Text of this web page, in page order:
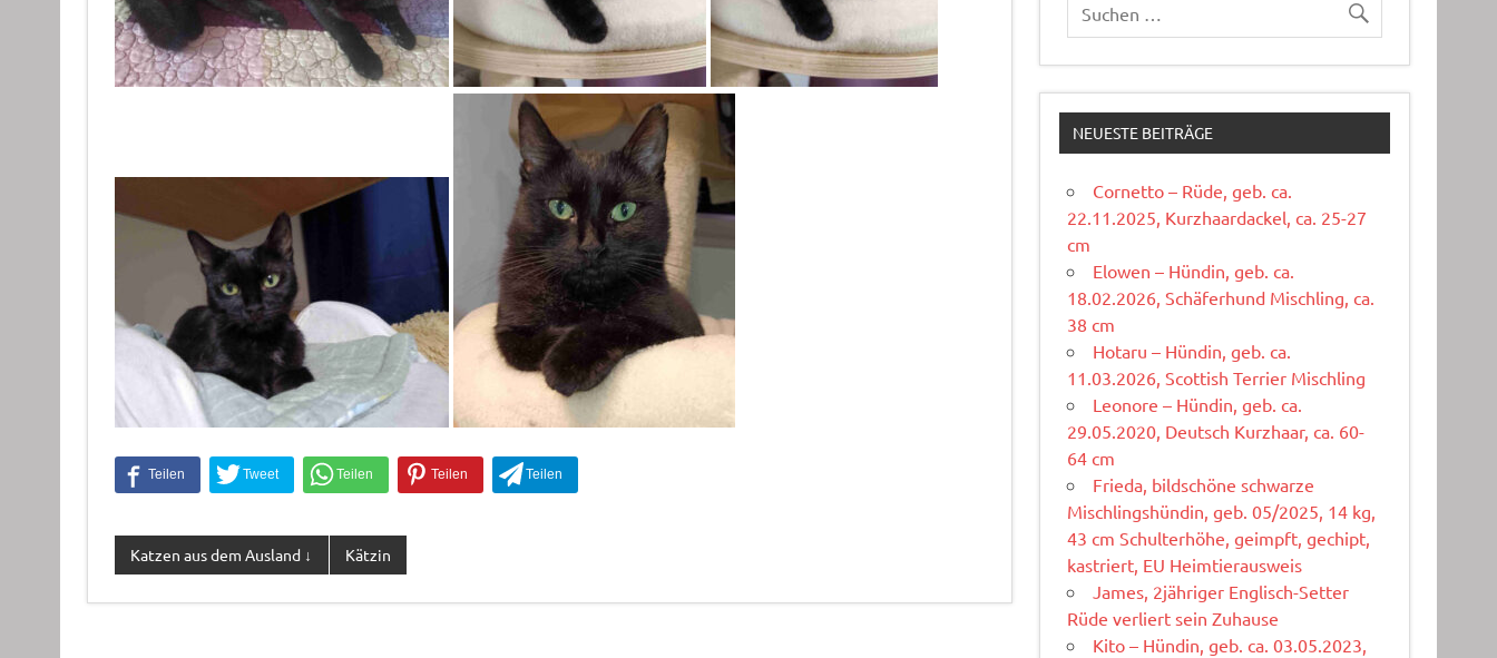
Katzen aus dem Ausland ↓ Kätzin
NEUESTE BEITRÄGE
Cornetto – Rüde, geb. ca.
22.11.2025, Kurzhaardackel, ca. 25-27
cm
Elowen – Hündin, geb. ca.
18.02.2026, Schäferhund Mischling, ca.
38 cm
Hotaru – Hündin, geb. ca.
11.03.2026, Scottish Terrier Mischling
Leonore – Hündin, geb. ca.
29.05.2020, Deutsch Kurzhaar, ca. 60-
64 cm
Frieda, bildschöne schwarze
Mischlingshündin, geb. 05/2025, 14 kg,
43 cm Schulterhöhe, geimpft, gechipt,
kastriert, EU Heimtierausweis
James, 2jähriger Englisch-Setter
Rüde verliert sein Zuhause
Kito – Hündin, geb. ca. 03.05.2023,